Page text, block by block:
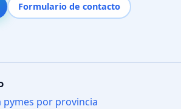
Formulario de contacto
pymes por provincia